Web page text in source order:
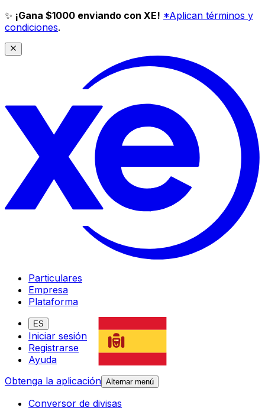
✨ ¡Gana $1000 enviando con XE! *Aplican términos y
condiciones.
Particulares
Empresa
Plataforma
ES
Iniciar sesión
Registrarse
Ayuda
Obtenga la aplicación Alternar menú
Conversor de divisas